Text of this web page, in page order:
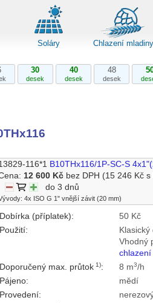
Soláry Chlazení mladiny
30
desek
40
desek
48
desek
116*1 B10THx116/1P-SC-S
12 600 Kčbez DPH (15 246 Kč s
do 3 dnů
4x ISO G 1" vnější závit (20 mm)
Dobírka (příplatek):
50 Kč
Použití:
Vhodný
chlazení
Doporučený max. průtok 1): 8 m3/h
Pájeno:
mědí
Provedení: